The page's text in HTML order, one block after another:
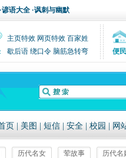
·谚语大全 ·讽刺与幽默
主页特效 网页特效 百家姓
歇后语 绕口令 脑筋急转弯 便民
页 美图 短信 安全 校园 网
历代名女 荤故事 历代名